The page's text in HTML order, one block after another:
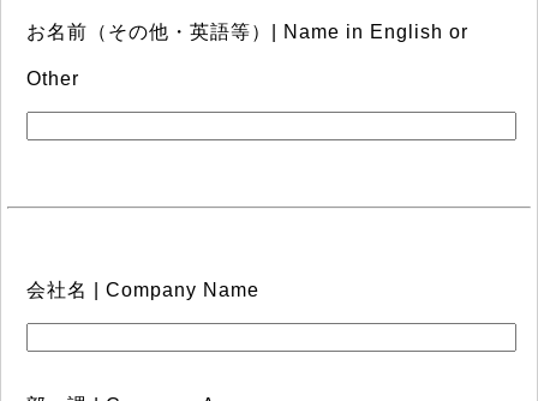
お名前（その他・英語等）| Name in English or
Other
会社名 | Company Name